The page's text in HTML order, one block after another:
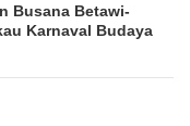
Busana Betawi-
Karnaval Budaya